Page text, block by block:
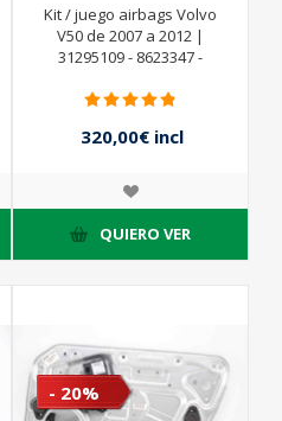
Kit / juego airbags Volvo
V50 de 2007 a 2012 |
31295109 - 8623347 -
320,00€ incl
impuestos
QUIERO VER
- 20%